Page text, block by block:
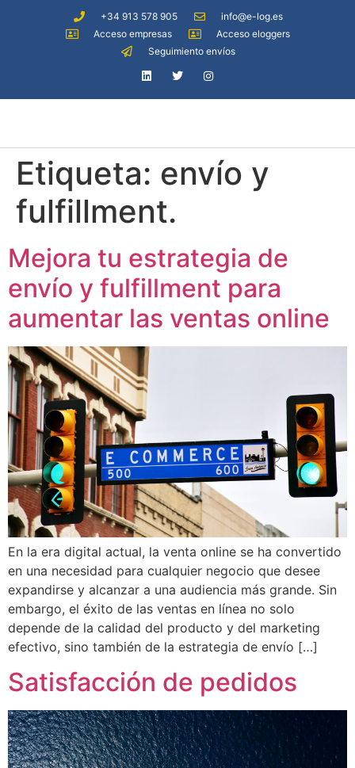
+34 913 578 905
info@e-log.es
Acceso empresas
Acceso eloggers
Seguimiento envíos
Etiqueta: envío y
fulfillment.
Mejora tu estrategia de
envío y fulfillment para
aumentar las ventas online
En la era digital actual, la venta online se ha convertido
en una necesidad para cualquier negocio que desee
expandirse y alcanzar a una audiencia más grande. Sin
embargo, el éxito de las ventas en línea no solo
depende de la calidad del producto y del marketing
efectivo, sino también de la estrategia de envío […]
Satisfacción de pedidos